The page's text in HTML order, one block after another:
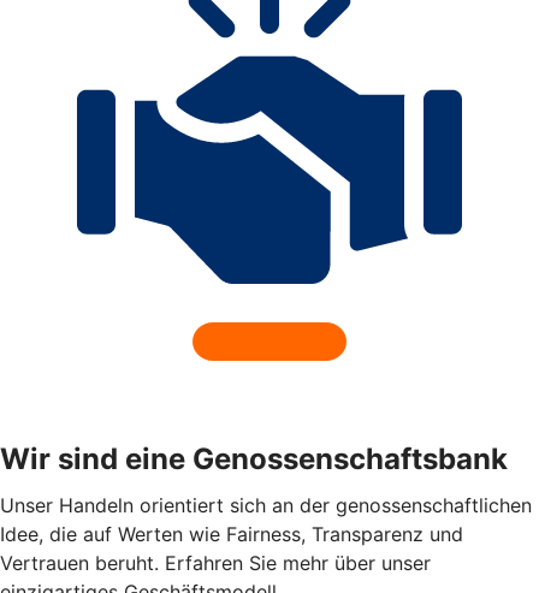
Wir sind eine Genossenschaftsbank
Unser Handeln orientiert sich an der genossenschaftlichen
Idee, die auf Werten wie Fairness, Transparenz und
Vertrauen beruht. Erfahren Sie mehr über unser